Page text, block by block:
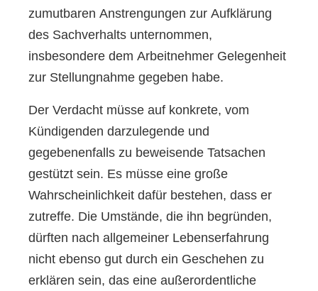
zumutbaren Anstrengungen zur Aufklärung
des Sachverhalts unternommen,
insbesondere dem Arbeitnehmer Gelegenheit
zur Stellungnahme gegeben habe.
Der Verdacht müsse auf konkrete, vom
Kündigenden darzulegende und
gegebenenfalls zu beweisende Tatsachen
gestützt sein. Es müsse eine große
Wahrscheinlichkeit dafür bestehen, dass er
zutreffe. Die Umstände, die ihn begründen,
dürften nach allgemeiner Lebenserfahrung
nicht ebenso gut durch ein Geschehen zu
erklären sein, das eine außerordentliche